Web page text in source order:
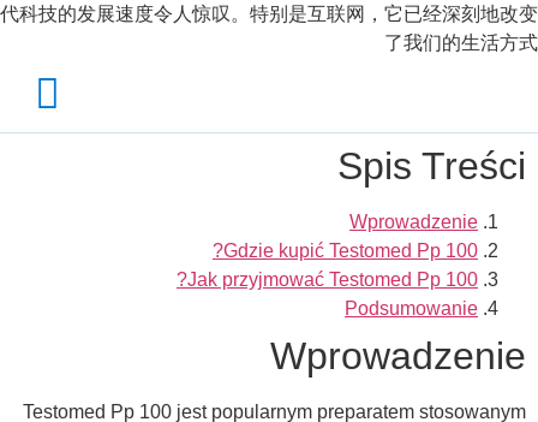
代科技的发展速度令人惊叹。特别是互联网，它已经深刻地改变
了我们的生活方式
Spis Treści
Wprowadzenie
Gdzie kupić Testomed Pp 100?
Jak przyjmować Testomed Pp 100?
Podsumowanie
Wprowadzenie
Testomed Pp 100 jest popularnym preparatem stosowanym